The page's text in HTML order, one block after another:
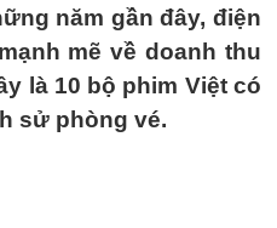
năm gần đây, điện
mẽ về doanh thu
là 10 bộ phim Việt có
sử phòng vé.